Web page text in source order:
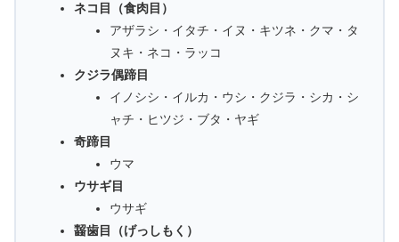
ネコ目（食肉目）
アザラシ・イタチ・イヌ・キツネ・クマ・タ
ヌキ・ネコ・ラッコ
クジラ偶蹄目
イノシシ・イルカ・ウシ・クジラ・シカ・シ
ャチ・ヒツジ・ブタ・ヤギ
奇蹄目
ウマ
ウサギ目
ウサギ
齧歯目（げっしもく）